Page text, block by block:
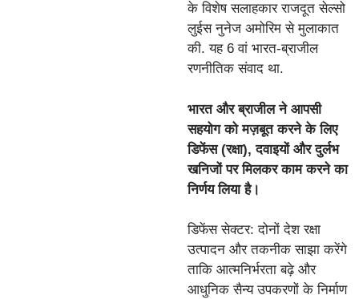
के विशेष सलाहकार राजदूत सेल्सो
लुईस नुनेज अमोरिम से मुलाकात
की. यह 6 वां भारत-ब्राजील
रणनीतिक संवाद था.
भारत और ब्राजील ने आपसी
सहयोग को मज़बूत करने के लिए
डिफेंस (रक्षा), दवाइयों और दुर्लभ
खनिजों पर मिलकर काम करने का
निर्णय लिया है।
डिफेंस सेक्टर: दोनों देश रक्षा
उत्पादन और तकनीक साझा करेंगे
ताकि आत्मनिर्भरता बढ़े और
आधुनिक सैन्य उपकरणों के निर्माण